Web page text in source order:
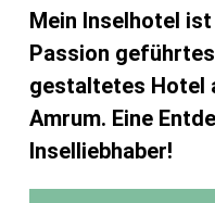
Mein Inselhotel
Passion
gestaltetes Hotel
Amrum. Eine
Inselliebhaber!